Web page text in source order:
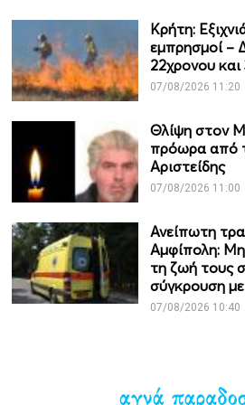
Κρήτη:
εμπρησμοί –
22χρονου
07/08/2026 11:20
Θλίψη στον
πρόωρα από
Αριστείδης
07/08/2026 11:00
Ανείπωτη
Αμφίπολη:
τη ζωή τους
σύγκρουση
07/08/2026 10:40